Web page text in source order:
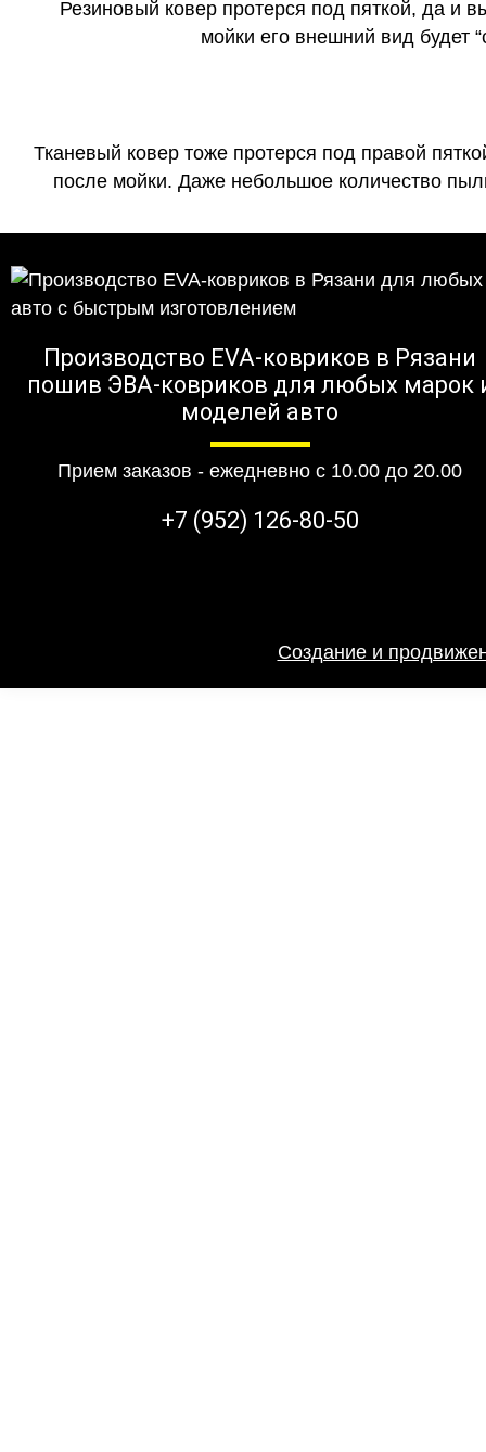
Резиновый ковер протерся под пяткой, да и
мойки его внешний вид будет
Тканевый ковер тоже протерся под правой
после мойки. Даже небольшое количество
Производство EVA-ковриков в Рязани
пошив ЭВА-ковриков для любых марок
моделей авто
Прием заказов - ежедневно с 10.00 до 20.00
+7 (952) 126-80-50
Создание и